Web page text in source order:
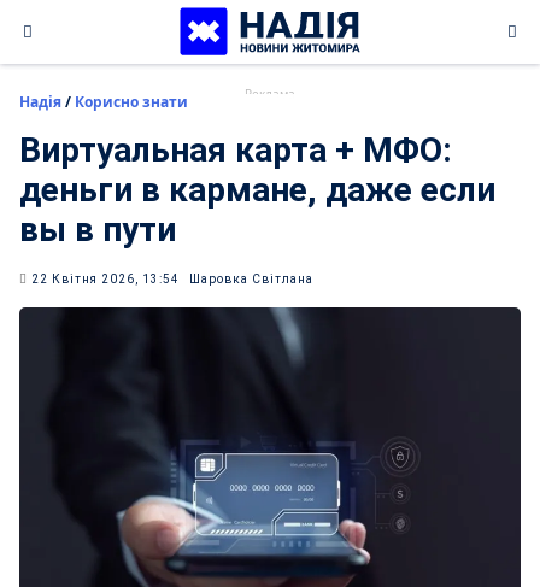
content
Надія/ Корисно знати
Виртуальная карта + МФО:
деньги в кармане, даже если
вы в пути
22 Квітня 2026, 13:54 Шаровка Світлана